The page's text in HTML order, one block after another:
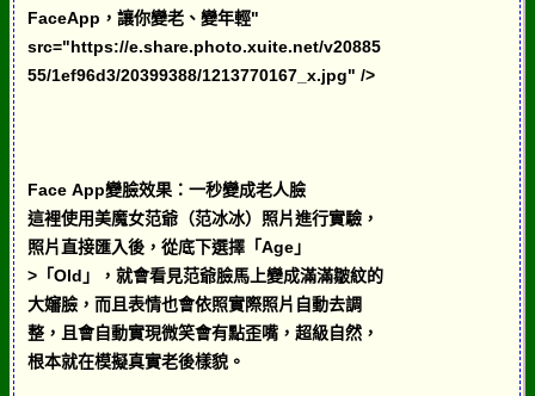
FaceApp，讓你變老、變年輕"
src="https://e.share.photo.xuite.net/v20885
55/1ef96d3/20399388/1213770167_x.jpg" />
Face App變臉效果：一秒變成老人臉
這裡使用美魔女范爺（范冰冰）照片進行實驗，
照片直接匯入後，從底下選擇「Age」
>「Old」，就會看見范爺臉馬上變成滿滿皺紋的
大嬸臉，而且表情也會依照實際照片自動去調
整，且會自動實現微笑會有點歪嘴，超級自然，
根本就在模擬真實老後樣貌。